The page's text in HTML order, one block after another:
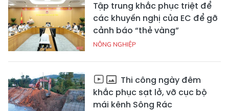
Tập trung khắc phục triệt để
các khuyến nghị của EC để gỡ
cảnh báo “thẻ vàng”
NÔNG NGHIỆP
Thi công ngày đêm
khắc phục sạt lở, vỡ cục bộ
mái kênh Sông Rác